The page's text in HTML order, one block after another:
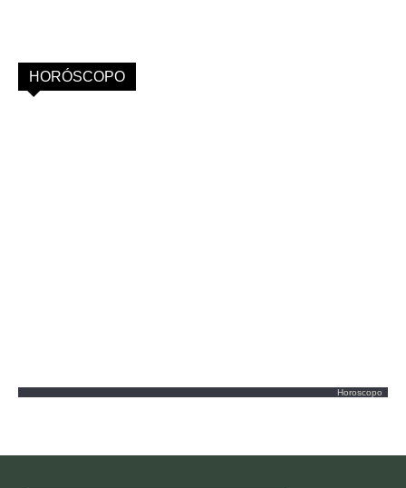
HORÓSCOPO
Horoscopo